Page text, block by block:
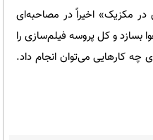
مکزیک» اخیراً در مصاحبه‌ای
بسازد و کل پروسه فیلم‌سازی را
چه کارهایی می‌توان انجام داد.